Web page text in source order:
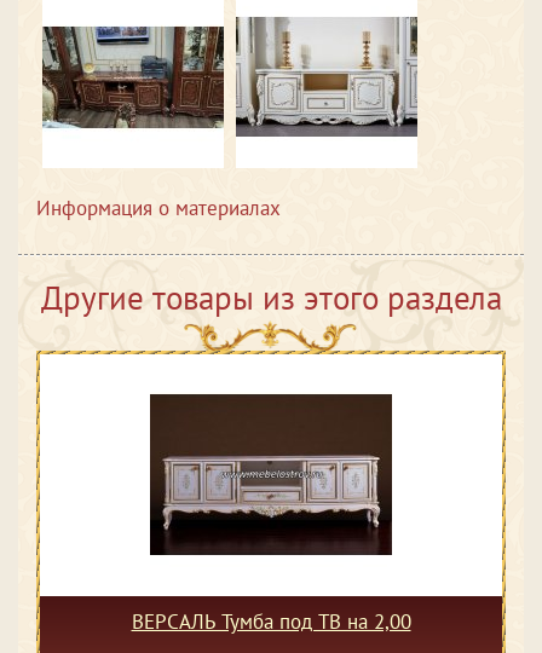
Информация о материалах
Другие товары из этого раздела
ВЕРСАЛЬ Тумба под ТВ на 2,00